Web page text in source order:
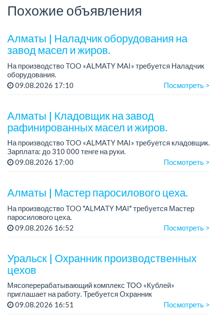
Похожие объявления
Алматы | Наладчик оборудования на
завод масел и жиров.
На производство TOO «ALMATY MAI» требуется Наладчик
оборудования.
Зарплата: 440 000 тенге на руки.
График работы: сменный 2/2, с 08.00 до 20.00, с 20.00 до
Требования: ...
09.08.2026 17:10 Посмотреть >
Алматы | Кладовщик на завод
рафинированных масел и жиров.
На производство TOO «ALMATY MAI» требуется кладовщик.
Зарплата: до 310 000 тенге на руки.
График работы: 5/2, с 08.00 до 17.00.
09.08.2026 17:00 Посмотреть >
Алматы | Мастер паросилового цеха.
На производство TOO "ALMATY MAI" требуется Мастер
паросилового цеха.
Зарплата: до 393 000 тенге в месяц.
09.08.2026 16:52 Посмотреть >
Уральск | Охранник производственных
цехов
Мясоперерабатывающий комплекс ТОО «Кублей»
приглашает на работу. Требуется Охранник
производственных цехов....
09.08.2026 16:51 Посмотреть >